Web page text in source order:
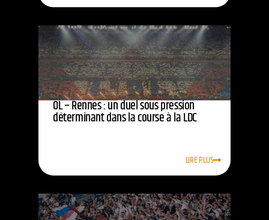
OL – Rennes : un duel sous pression
déterminant dans la course à la LDC
LIRE PLUS